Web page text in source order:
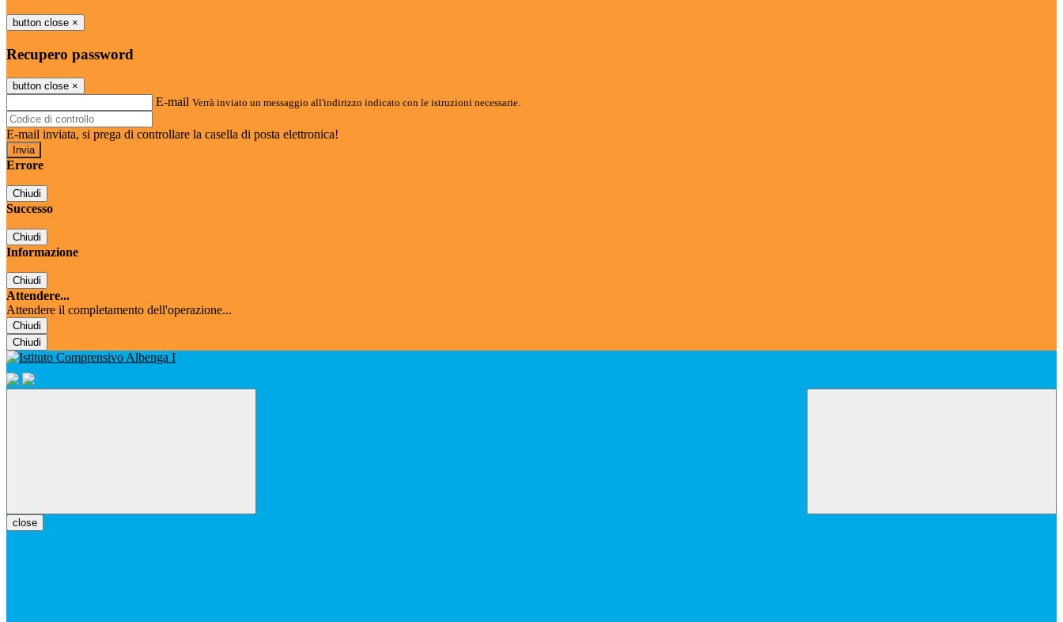
button close ×
Recupero password
button close ×
E-mail Verrà inviato un messaggio all'indirizzo indicato con le istruzioni necessarie.
E-mail inviata, si prega di controllare la casella di posta elettronica!
Errore
Chiudi
Successo
Chiudi
Informazione
Chiudi
Attendere...
Attendere il completamento dell'operazione...
Chiudi
Chiudi
close